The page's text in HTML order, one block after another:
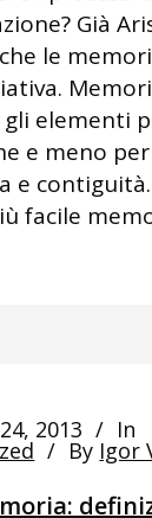
Già
le
elementi
e meno per
e
facile
2013 In
By Igor